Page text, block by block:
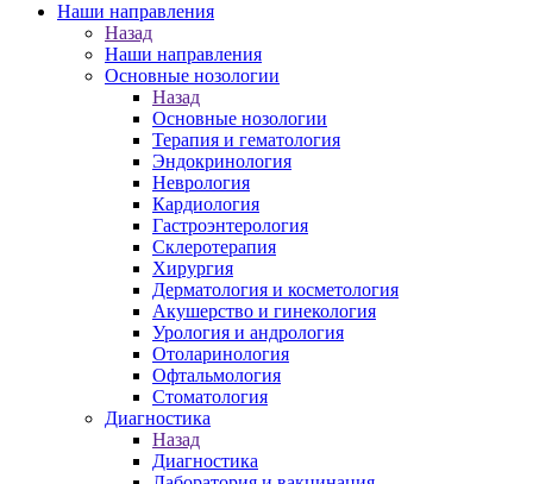
Наши направления
Назад
Наши направления
Основные нозологии
Назад
Основные нозологии
Терапия и гематология
Эндокринология
Неврология
Кардиология
Гастроэнтерология
Склеротерапия
Хирургия
Дерматология и косметология
Акушерство и гинекология
Урология и андрология
Отоларинология
Офтальмология
Стоматология
Диагностика
Назад
Диагностика